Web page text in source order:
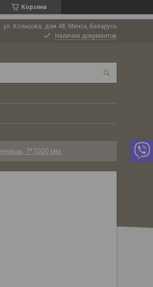
Корзина
ул. Кольцова, дом 48, Минск, Беларусь
Наличие документов
7*1000 мм.